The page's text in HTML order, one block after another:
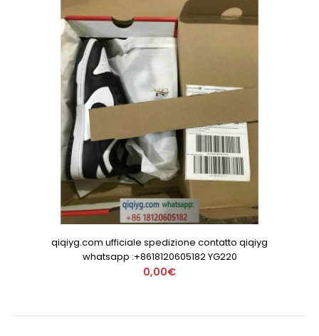
qiqiyg.com ufficiale spedizione contatto qiqiyg
whatsapp :+8618120605182 YG220
0,00€